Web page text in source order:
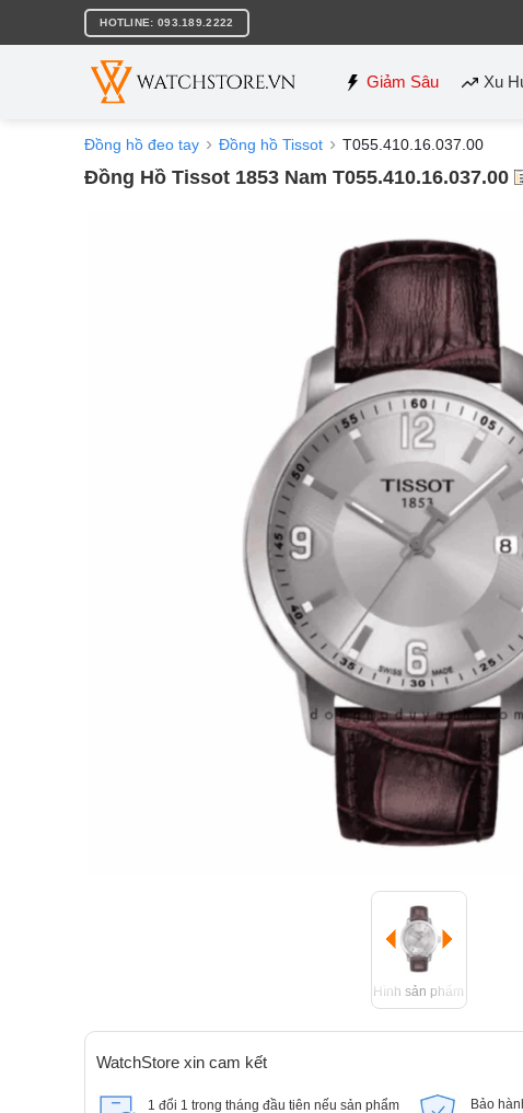
nội
HOTLINE: 093.189.2222
Giảm Sâu Xu
Đồng hồ đeo tay Đồng hồ Tissot T055.410.16.037.00
Đồng Hồ Tissot 1853 Nam T055.410.16.037.00
Hình sản phẩm
WatchStore xin cam kết
1 đổi 1 trong tháng đầu tiên nếu sản phẩm
Bảo